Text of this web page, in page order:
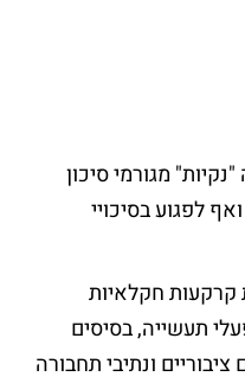
מגורמי סיכון
לפגוע בסיכויי
קרקעות חקלאיות
תעשייה, בסיסים
ונתיבי תחבורה